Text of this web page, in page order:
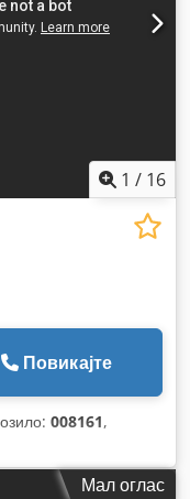
1 / 16
Повикајте
008161,
Мал оглас